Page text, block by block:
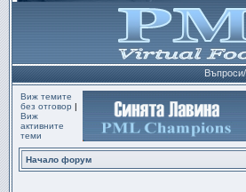
Виж темите
без отговор |
Виж
активните
теми
Начало форум